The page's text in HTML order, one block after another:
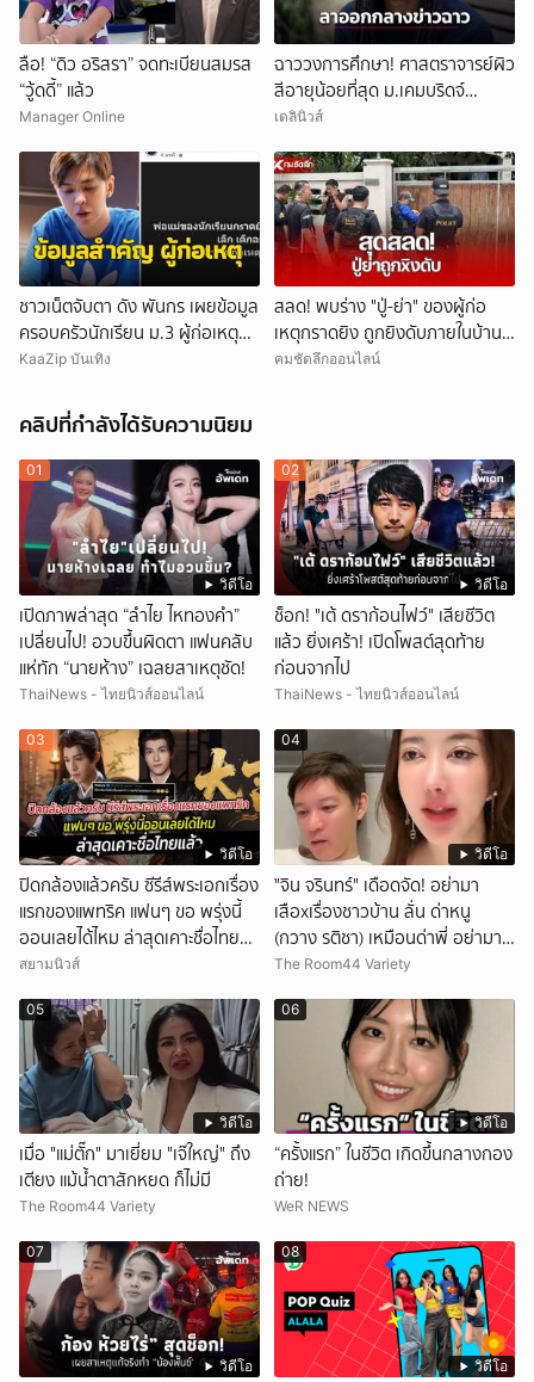
ลือ! “ดิว อริสรา” จดทะเบียนสมรส
“วู้ดดี้” แล้ว
Manager Online
ฉาววงการศึกษา! ศาสตราจารย์ผิว
สีอายุน้อยที่สุด ม.เคมบริดจ์
ประกาศลาออกหลังเผชิญข้อกล่าว
เดลินิวส์
ชาวเน็ตจับตา ดัง พันกร เผยข้อมูล
ครอบครัวนักเรียน ม.3 ผู้ก่อเหตุ
และที่มาอาวุธ
KaaZip บันเทิง
สลด! พบร่าง "ปู่-ย่า" ของผู้ก่อ
เหตุกราดยิง ถูกยิงดับภายในบ้าน
พัก
คมชัดลึกออนไลน์
คลิปที่กำลังได้รับความนิยม
วิดีโอ
01
เปิดภาพล่าสุด “ลำไย ไหทองคำ”
เปลี่ยนไป! อวบขึ้นผิดตา แฟนคลับ
แห่ทัก “นายห้าง” เฉลยสาเหตุชัด!
ThaiNews - ไทยนิวส์ออนไลน์
วิดีโอ
02
ช็อก! "เต้ ดราก้อนไฟว์" เสียชีวิต
แล้ว ยิ่งเศร้า! เปิดโพสต์สุดท้าย
ก่อนจากไป
ThaiNews - ไทยนิวส์ออนไลน์
วิดีโอ
03
ปิดกล้องแล้วครับ ซีรีส์พระเอกเรื่อง
แรกของแพทริค แฟนๆ ขอ พรุ่งนี้
ออนเลยได้ไหม ล่าสุดเคาะชื่อไทย
แล้ว
สยามนิวส์
วิดีโอ
04
ั่"จิน จรินทร์" เดือดจัด! อย่ามา
เสือxเรื่องชาวบ้าน ลั่น ด่าหนู
(กวาง รติชา) เหมือนด่าพี่ อย่ามา
ยุ่งกับคนของผม จบ!!!
The Room44 Variety
วิดีโอ
05
เมื่อ "แม่ตั๊ก" มาเยี่ยม "เจ๊ใหญ่" ถึง
เตียง แม้น้ำตาสักหยด ก็ไม่มี
The Room44 Variety
วิดีโอ
06
“ครั้งแรก” ในชีวิต เกิดขึ้นกลางกอง
ถ่าย!
WeR NEWS
วิดีโอ
07
วิดีโอ
08